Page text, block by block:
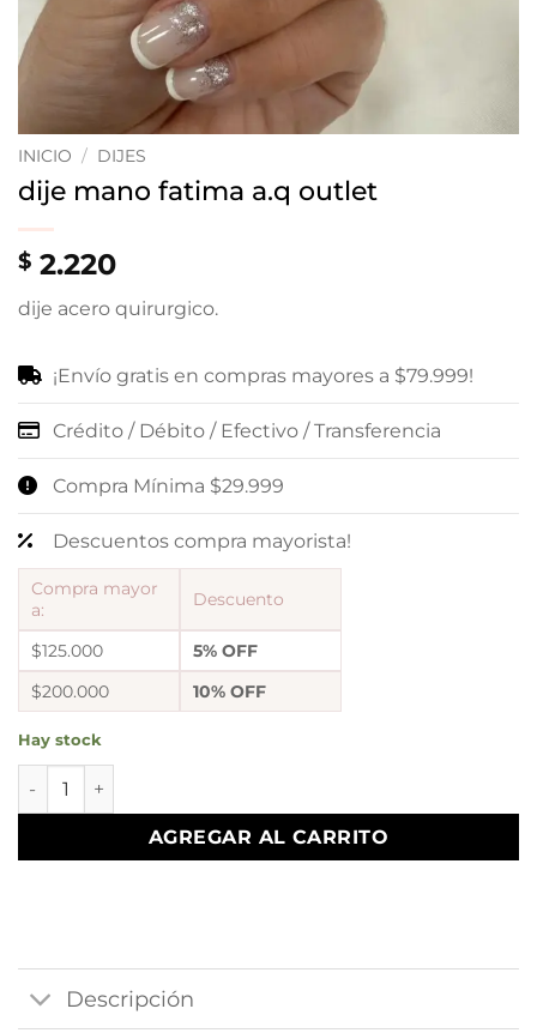
INICIO / DIJES
dije mano fatima a.q outlet
$ 2.220
dije acero quirurgico.
¡Envío gratis en compras mayores a $79.999!
Crédito / Débito / Efectivo / Transferencia
Compra Mínima $29.999
Descuentos compra mayorista!
Compra mayor
a:
Descuento
$125.000
5% OFF
$200.000
10% OFF
Hay stock
dije mano fatima a.q outlet cantidad
AGREGAR AL CARRITO
Descripción